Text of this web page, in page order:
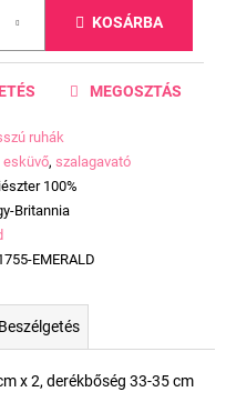
KOSÁRBA
ruhák
esküvő, szalagavató
100%
Britannia
EMERALD
MEGOSZTÁS
Beszélgetés
x 2, derékbőség 33-35 cm